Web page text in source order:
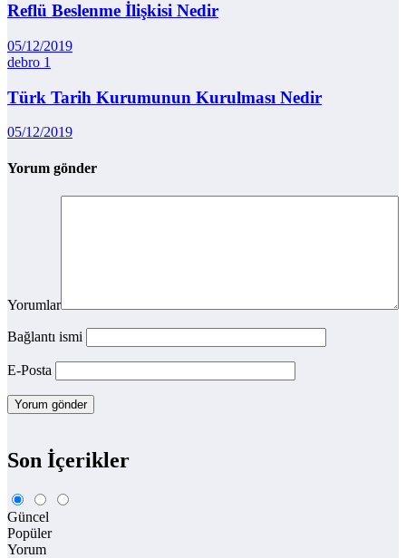
Reflü Beslenme İlişkisi Nedir
05/12/2019
debro 1
Türk Tarih Kurumunun Kurulması Nedir
05/12/2019
Yorum gönder
Yorumlar
Bağlantı ismi
E-Posta
Son İçerikler
Güncel
Popüler
Yorum